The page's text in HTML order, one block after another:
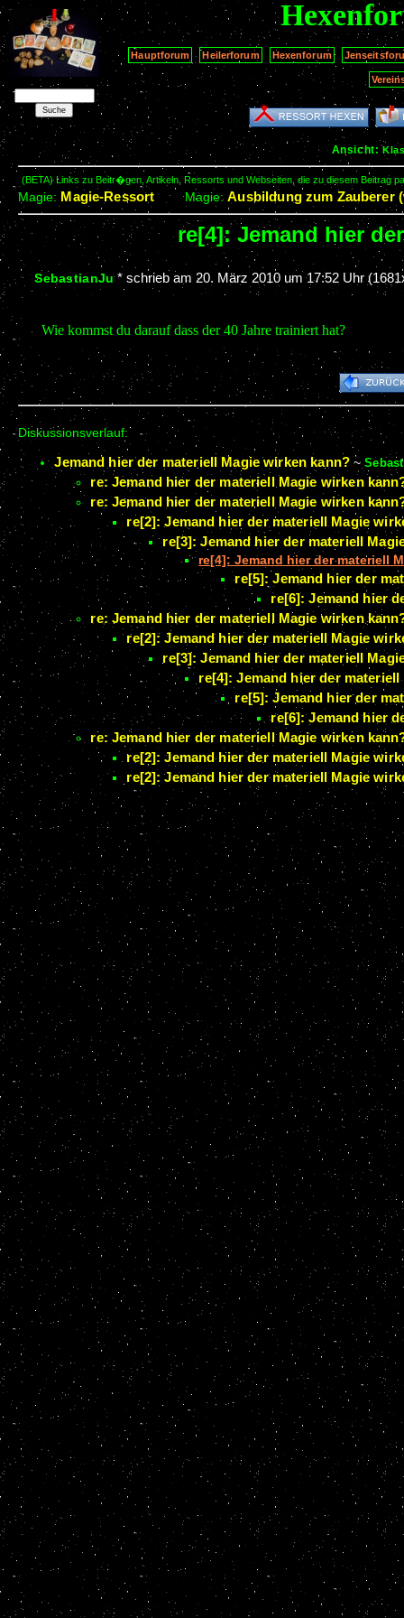
Hauptforum Heilerforum Hexenforum
Ansicht:
(BETA) Links zu Beitr�gen, Artikeln, Ressorts und Webseiten, die zu diesem Beitrag
Magie: Magie-Ressort Magie:Ausbildung zum Zauberer
re[4]: Jemand hier
SebastianJu*schrieb am 20. März 2010 um 17:52 Uhr
Wie kommst du darauf dass der 40 Jahre trainiert hat?
Diskussionsverlauf:
Jemand hier der materiell Magie wirken kann?~
re: Jemand hier der materiell Magie wirken
re: Jemand hier der materiell Magie wirken
re[2]: Jemand hier der materiell Magie
re[3]: Jemand hier der materiell
re[4]: Jemand hier der materiell
re[5]: Jemand hier der
re[6]: Jemand hier
re: Jemand hier der materiell Magie wirken
re[2]: Jemand hier der materiell Magie
re[3]: Jemand hier der materiell
re[4]: Jemand hier der
re[5]: Jemand hier der
re[6]: Jemand hier
re: Jemand hier der materiell Magie wirken
re[2]: Jemand hier der materiell Magie
re[2]: Jemand hier der materiell Magie